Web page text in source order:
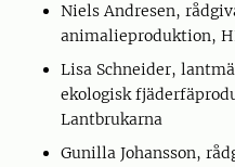
Niels Andresen,
animalieproduktion,
Lisa Schneider,
ekologisk
Lantbrukarna
Gunilla Johansson,